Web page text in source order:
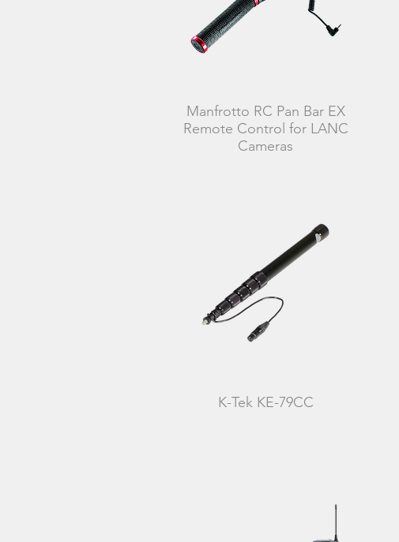
Manfrotto RC Pan Bar EX
Remote Control for LANC
Cameras
K-Tek KE-79CC